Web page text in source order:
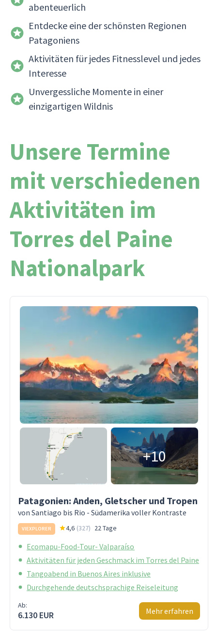
abenteuerlich
Entdecke eine der schönsten Regionen
Patagoniens
Aktivitäten für jedes Fitnesslevel und jedes
Interesse
Unvergessliche Momente in einer
einzigartigen Wildnis
Unsere Termine
mit verschiedenen
Aktivitäten im
Torres del Paine
Nationalpark
+10
Patagonien: Anden, Gletscher und Tropen
von Santiago bis Rio - Südamerika voller Kontraste
VIEXPLORER 4,6 (327) 22 Tage
Ecomapu-Food-Tour- Valparaíso
Aktivitäten für jeden Geschmack im Torres del Paine
Tangoabend in Buenos Aires inklusive
Durchgehende deutschsprachige Reiseleitung
Ab:
6.130 EUR Mehr erfahren